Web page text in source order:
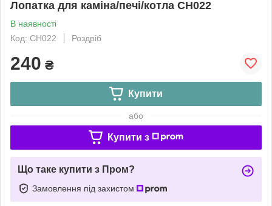
Лопатка для каміна/печі/котла СН022
В наявності
Код: СН022
Роздріб
240 ₴
Купити
або
Купити з
Що таке купити з Пром?
Замовлення під захистом